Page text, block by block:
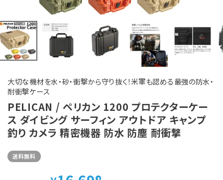
大切な機材を水・砂・衝撃から守り抜く！米軍も認める最強の防水・
耐衝撃ケース
PELICAN / ペリカン 1200 プロテクターケー
ス ダイビング サーフィン アウトドア キャンプ
釣り カメラ 精密機器 防水 防塵 耐衝撃
送料無料